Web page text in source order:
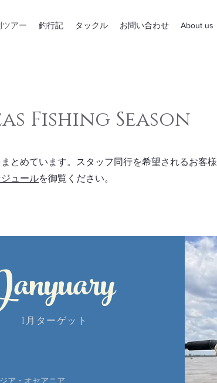
ツアー 釣行記 タックル お問い合わせ About us
Fishing Season
とめています。スタッフ同行を希望されるお客様
ュールを御覧ください。
1月ターゲット